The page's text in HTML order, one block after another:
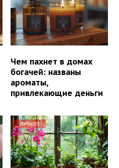
Чем пахнет в домах
богачей: названы
ароматы,
привлекающие деньги
ЛУЧШЕЕ